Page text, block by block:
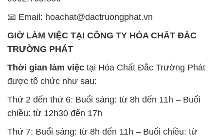
📧 Email: hoachat@dactruongphat.vn
GIỜ LÀM VIỆC TẠI CÔNG TY HÓA CHẤT ĐẮC
TRƯỜNG PHÁT
Thời gian làm việc tại Hóa Chất Đắc Trường Phát
được tổ chức như sau:
Thứ 2 đến thứ 6: Buổi sáng: từ 8h đến 11h – Buổi
chiều: từ 12h30 đến 17h
Thứ 7: Buổi sáng: từ 8h đến 11h – Buổi chiều: từ